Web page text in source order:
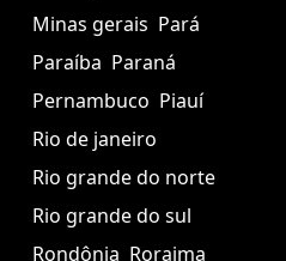
Minas gerais Pará
Paraíba Paraná
Pernambuco Piauí
Rio de janeiro
Rio grande do norte
Rio grande do sul
Rondônia Roraima